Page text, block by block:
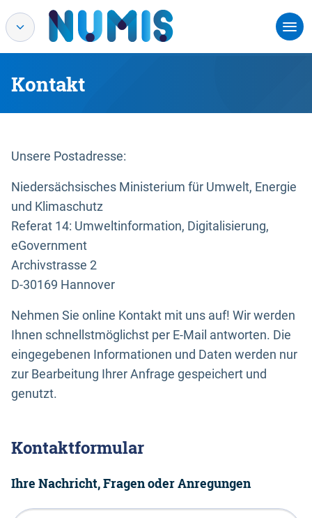
Kontakt
Unsere Postadresse:
Niedersächsisches Ministerium für Umwelt, Energie
und Klimaschutz
Referat 14: Umweltinformation, Digitalisierung,
eGovernment
Archivstrasse 2
D-30169 Hannover
Nehmen Sie online Kontakt mit uns auf! Wir werden
Ihnen schnellstmöglichst per E-Mail antworten. Die
eingegebenen Informationen und Daten werden nur
zur Bearbeitung Ihrer Anfrage gespeichert und
genutzt.
Kontaktformular
Ihre Nachricht, Fragen oder Anregungen